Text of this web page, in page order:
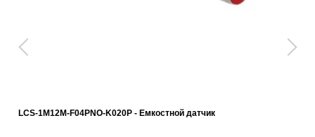
LCS-1M12M-F04PNO-K020P - Емкостной датчик